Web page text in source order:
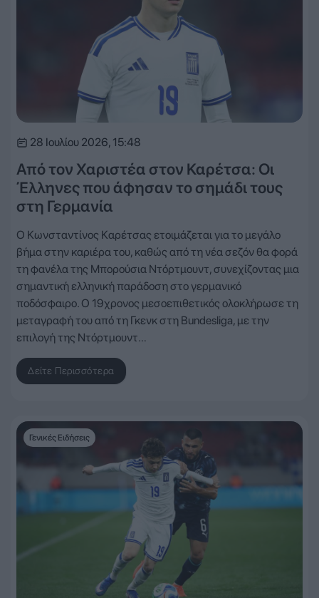
28 Ιουλίου 2026, 15:48
Από τον Χαριστέα στον Καρέτσα: Οι
Έλληνες που άφησαν το σημάδι τους
στη Γερμανία
Ο Κωνσταντίνος Καρέτσας ετοιμάζεται για το μεγάλο
βήμα στην καριέρα του, καθώς από τη νέα σεζόν θα φορά
τη φανέλα της Μπορούσια Ντόρτμουντ, συνεχίζοντας μια
σημαντική ελληνική παράδοση στο γερμανικό
ποδόσφαιρο. Ο 19χρονος μεσοεπιθετικός ολοκλήρωσε τη
μεταγραφή του από τη Γκενκ στη Bundesliga, με την
επιλογή της Ντόρτμουντ…
Δείτε Περισσότερα
Γενικές Ειδήσεις